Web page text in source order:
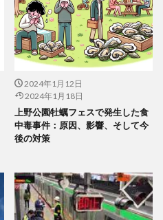
2024年1月12日
2024年1月18日
上野公園牡蠣フェスで発生した食
中毒事件：原因、影響、そして今
後の対策